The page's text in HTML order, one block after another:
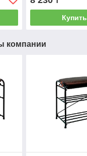
Купить
компании